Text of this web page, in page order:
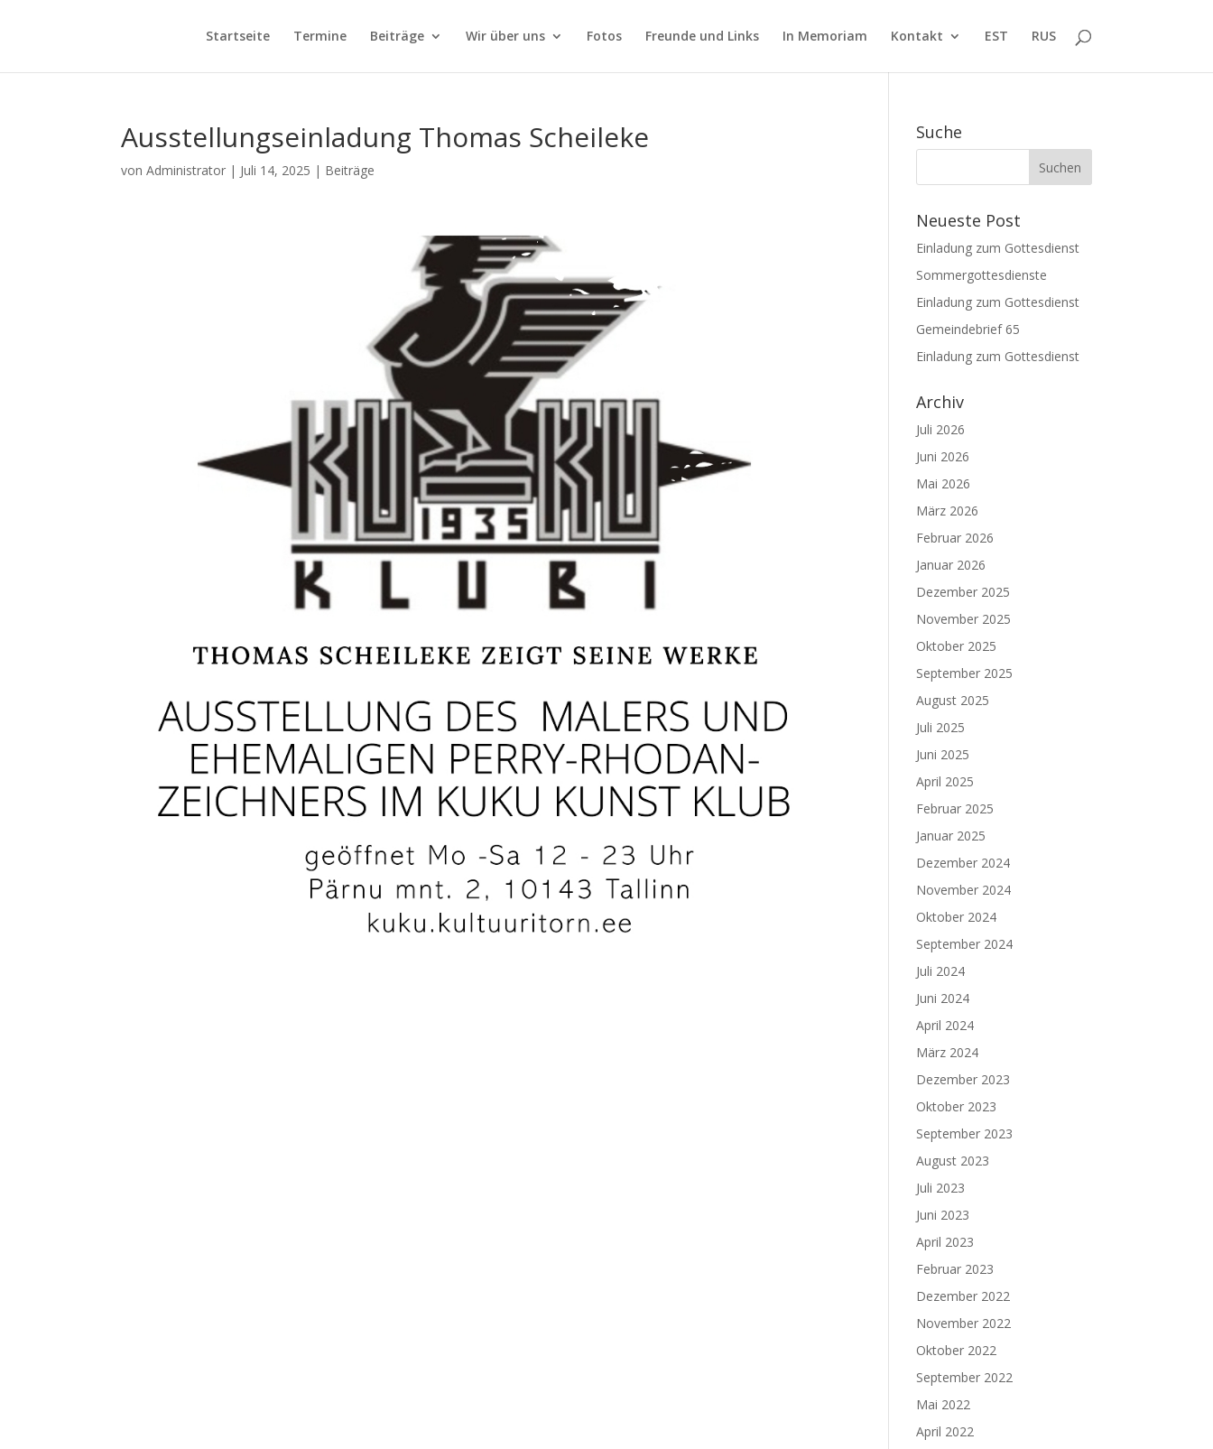
Startseite Termine Beiträge Wir über uns Fotos Freunde und Links In Memoriam Kontakt EST RUS
Ausstellungseinladung Thomas Scheileke
vonAdministrator | Juli 14, 2025 | Beiträge
Suche
Neueste Post
Einladung zum Gottesdienst
Sommergottesdienste
Einladung zum Gottesdienst
Gemeindebrief 65
Einladung zum Gottesdienst
Archiv
Juli 2026
Juni 2026
Mai 2026
März 2026
Februar 2026
Januar 2026
Dezember 2025
November 2025
Oktober 2025
September 2025
August 2025
Juli 2025
Juni 2025
April 2025
Februar 2025
Januar 2025
Dezember 2024
November 2024
Oktober 2024
September 2024
Juli 2024
Juni 2024
April 2024
März 2024
Dezember 2023
Oktober 2023
September 2023
August 2023
Juli 2023
Juni 2023
April 2023
Februar 2023
Dezember 2022
November 2022
Oktober 2022
September 2022
Mai 2022
April 2022